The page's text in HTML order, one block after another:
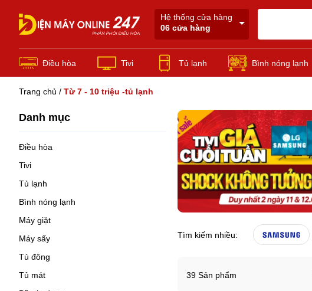
Hệ thống cửa hàng
06 cửa hàng
Điều hòa Tivi Tủ lạnh Bình nóng lạnh
Điều Hòa Thương Mại
Trang chủ / Từ 7 - 10 triệu -tủ lạnh
Danh mục
Điều hòa
Tivi
Tủ lạnh
Bình nóng lạnh
Máy giặt
Máy sấy
Tủ đông
Tủ mát
Tìm kiếm nhiều:
39 Sản phẩm